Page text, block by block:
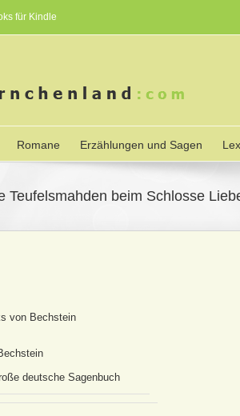
für Kindle
Romane Erzählungen und Sagen
Teufelsmahden beim Schlosse
von Bechstein
deutsche Sagenbuch